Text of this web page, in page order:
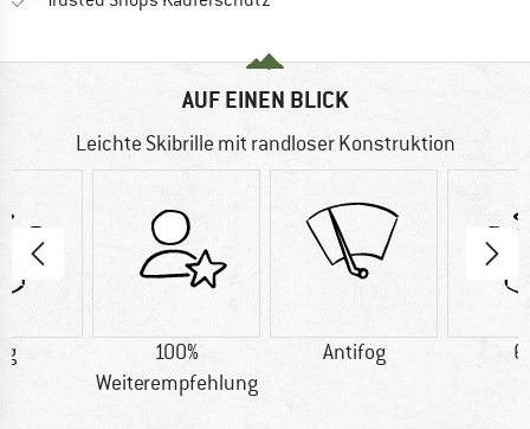
AUF EINEN BLICK
Leichte Skibrille mit randloser Konstruktion
g
100%
Weiterempfehlung
Antifog